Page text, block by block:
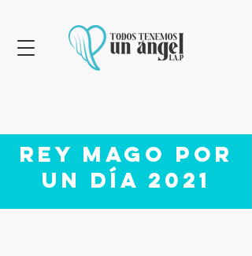
Rey Mago por
un Día 2021